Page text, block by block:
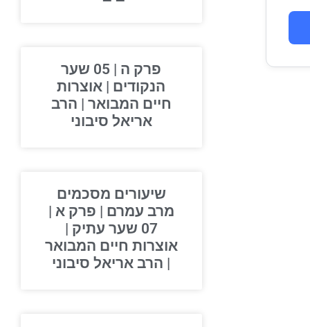
פרק ה | 05 שער
הנקודים | אוצרות
חיים המבואר | הרב
אריאל סיבוני
שיעורים מסכמים
מרב עמרם | פרק א |
07 שער עתיק |
אוצרות חיים המבואר
| הרב אריאל סיבוני